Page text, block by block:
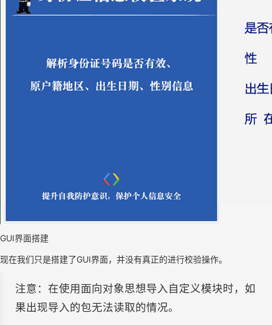
GUI界面搭建
现在我们只是搭建了GUI界面，并没有真正的进行校验操作。
注意：在使用面向对象思想导入自定义模块时，如
果出现导入的包无法读取的情况。